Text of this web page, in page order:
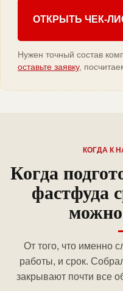
ОТКРЫТЬ ЧЕК-
Нужен точный состав
оставьте заявку,
КОГДА К
Когда
фастфуда
От того, что именно
работы, и срок.
закрывают почти все